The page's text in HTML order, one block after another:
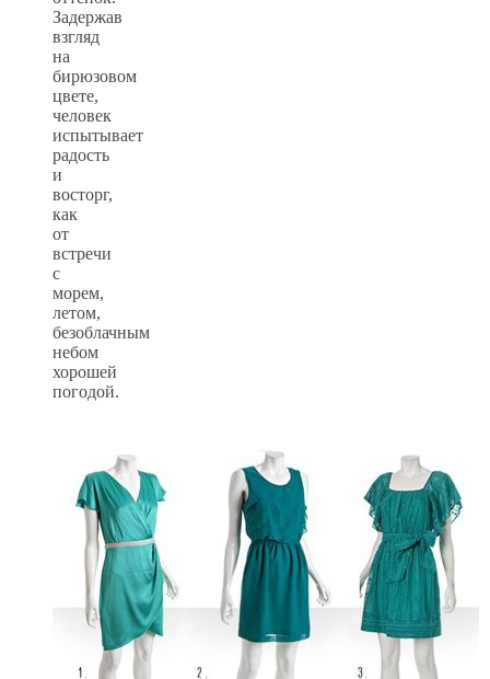
Задержав
взгляд
на
бирюзовом
цвете,
человек
испытывает
радость
и
восторг,
как
от
встречи
с
морем,
летом,
безоблачным
небом
хорошей
погодой.